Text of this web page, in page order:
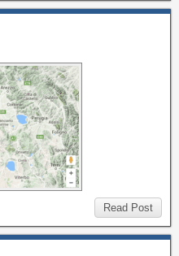
Read Post